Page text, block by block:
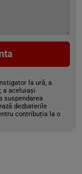
la ură, a
a aceluiași
suspendarea
dezbaterile
contribuția la o